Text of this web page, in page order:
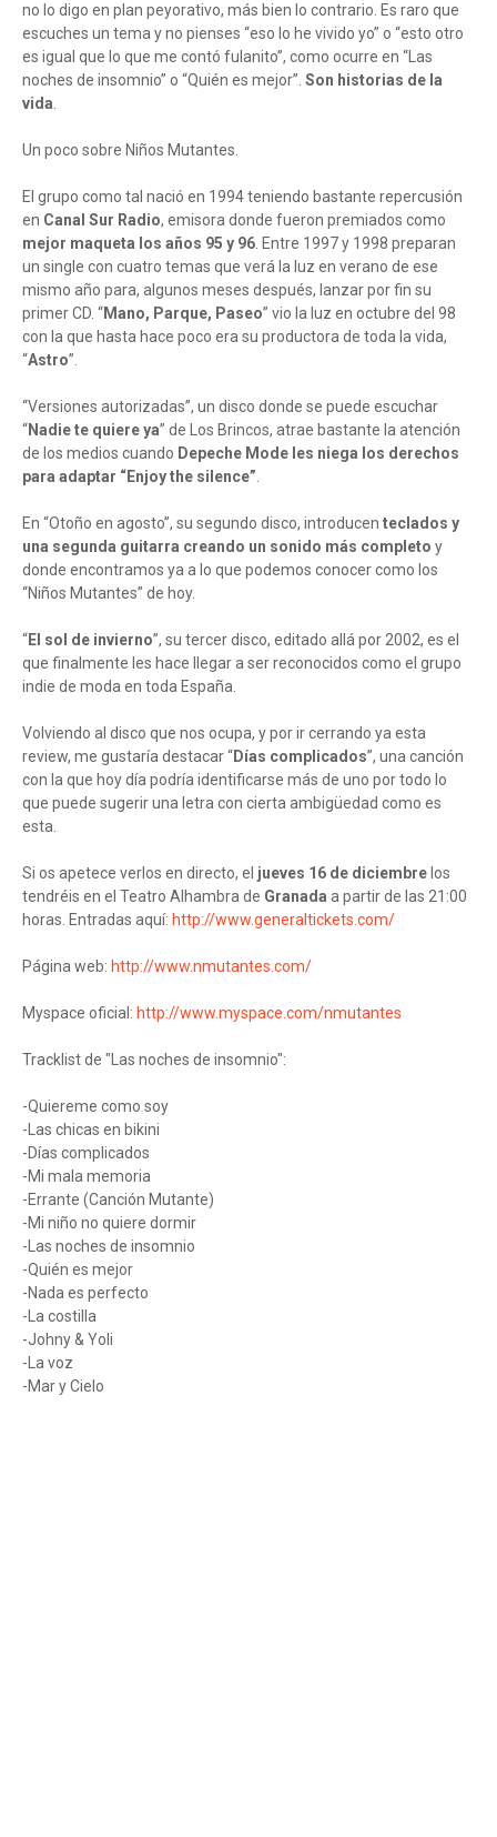
no lo digo en plan peyorativo, más bien lo contrario. Es raro que
escuches un tema y no pienses “eso lo he vivido yo” o “esto otro
es igual que lo que me contó fulanito”, como ocurre en “Las
noches de insomnio” o “Quién es mejor”. Son historias de la
vida.
Un poco sobre Niños Mutantes.
El grupo como tal nació en 1994 teniendo bastante repercusión
en Canal Sur Radio, emisora donde fueron premiados como
mejor maqueta los años 95 y 96. Entre 1997 y 1998 preparan
un single con cuatro temas que verá la luz en verano de ese
mismo año para, algunos meses después, lanzar por fin su
primer CD. “Mano, Parque, Paseo” vio la luz en octubre del 98
con la que hasta hace poco era su productora de toda la vida,
“Astro”.
“Versiones autorizadas”, un disco donde se puede escuchar
“Nadie te quiere ya” de Los Brincos, atrae bastante la atención
de los medios cuando Depeche Mode les niega los derechos
para adaptar “Enjoy the silence”.
En “Otoño en agosto”, su segundo disco, introducen teclados y
una segunda guitarra creando un sonido más completo y
donde encontramos ya a lo que podemos conocer como los
“Niños Mutantes” de hoy.
“El sol de invierno”, su tercer disco, editado allá por 2002, es el
que finalmente les hace llegar a ser reconocidos como el grupo
indie de moda en toda España.
Volviendo al disco que nos ocupa, y por ir cerrando ya esta
review, me gustaría destacar “Días complicados”, una canción
con la que hoy día podría identificarse más de uno por todo lo
que puede sugerir una letra con cierta ambigüedad como es
esta.
Si os apetece verlos en directo, el jueves 16 de diciembre los
tendréis en el Teatro Alhambra de Granada a partir de las 21:00
horas. Entradas aquí: http://www.generaltickets.com/
Página web: http://www.nmutantes.com/
Myspace oficial: http://www.myspace.com/nmutantes
Tracklist de "Las noches de insomnio":
-Quiereme como soy
-Las chicas en bikini
-Días complicados
-Mi mala memoria
-Errante (Canción Mutante)
-Mi niño no quiere dormir
-Las noches de insomnio
-Quién es mejor
-Nada es perfecto
-La costilla
-Johny & Yoli
-La voz
-Mar y Cielo